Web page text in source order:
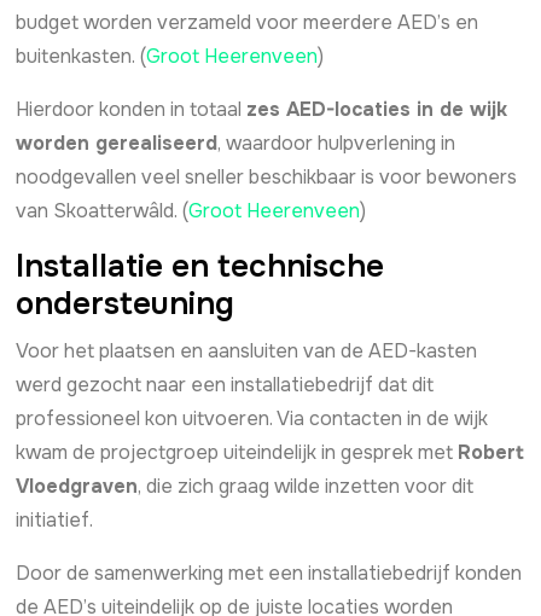
budget worden verzameld voor meerdere AED’s en
buitenkasten. (Groot Heerenveen)
Hierdoor konden in totaal zes AED-locaties in de wijk
worden gerealiseerd, waardoor hulpverlening in
noodgevallen veel sneller beschikbaar is voor bewoners
van Skoatterwâld. (Groot Heerenveen)
Installatie en technische
ondersteuning
Voor het plaatsen en aansluiten van de AED-kasten
werd gezocht naar een installatiebedrijf dat dit
professioneel kon uitvoeren. Via contacten in de wijk
kwam de projectgroep uiteindelijk in gesprek met Robert
Vloedgraven, die zich graag wilde inzetten voor dit
initiatief.
Door de samenwerking met een installatiebedrijf konden
de AED’s uiteindelijk op de juiste locaties worden